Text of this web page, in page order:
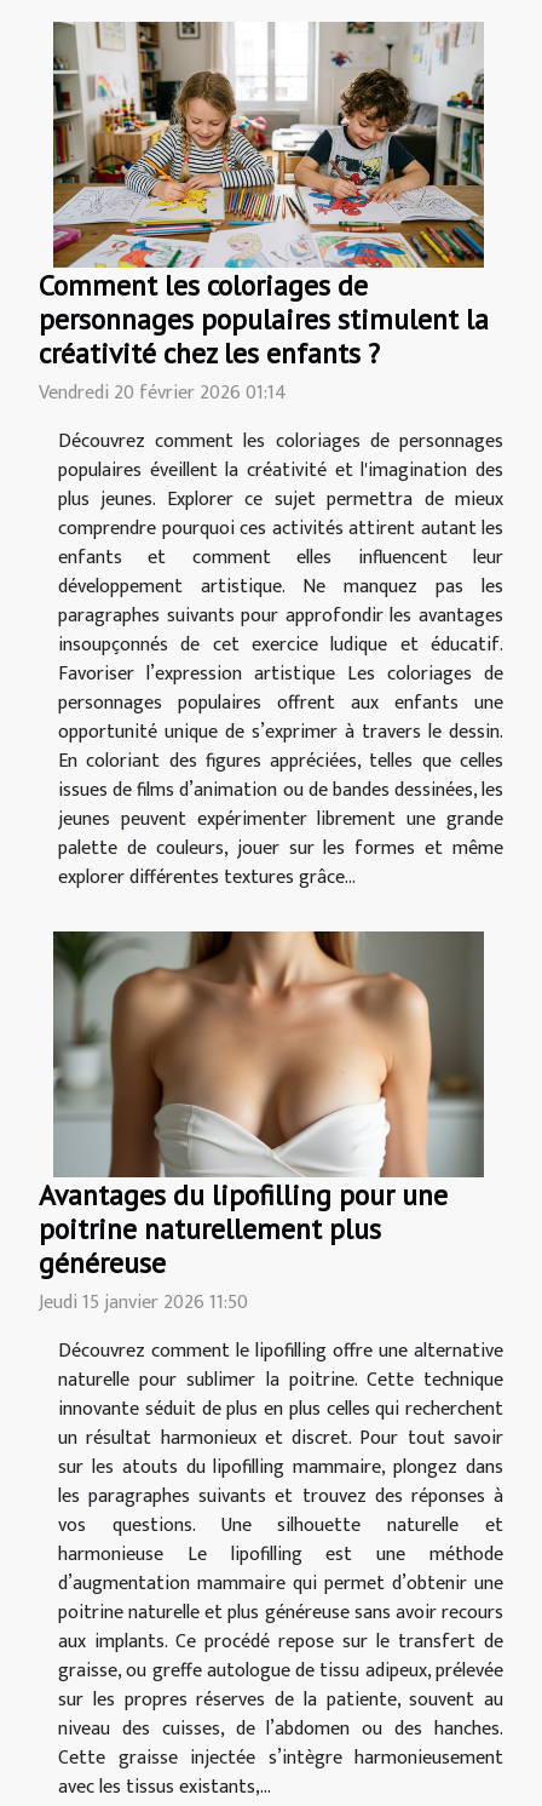
Comment les coloriages de
personnages populaires stimulent la
créativité chez les enfants ?
Vendredi 20 février 2026 01:14
Découvrez comment les coloriages de personnages
populaires éveillent la créativité et l'imagination des
plus jeunes. Explorer ce sujet permettra de mieux
comprendre pourquoi ces activités attirent autant les
enfants et comment elles influencent leur
développement artistique. Ne manquez pas les
paragraphes suivants pour approfondir les avantages
insoupçonnés de cet exercice ludique et éducatif.
Favoriser l’expression artistique Les coloriages de
personnages populaires offrent aux enfants une
opportunité unique de s’exprimer à travers le dessin.
En coloriant des figures appréciées, telles que celles
issues de films d’animation ou de bandes dessinées, les
jeunes peuvent expérimenter librement une grande
palette de couleurs, jouer sur les formes et même
explorer différentes textures grâce...
Avantages du lipofilling pour une
poitrine naturellement plus
généreuse
Jeudi 15 janvier 2026 11:50
Découvrez comment le lipofilling offre une alternative
naturelle pour sublimer la poitrine. Cette technique
innovante séduit de plus en plus celles qui recherchent
un résultat harmonieux et discret. Pour tout savoir
sur les atouts du lipofilling mammaire, plongez dans
les paragraphes suivants et trouvez des réponses à
vos questions. Une silhouette naturelle et
harmonieuse Le lipofilling est une méthode
d’augmentation mammaire qui permet d’obtenir une
poitrine naturelle et plus généreuse sans avoir recours
aux implants. Ce procédé repose sur le transfert de
graisse, ou greffe autologue de tissu adipeux, prélevée
sur les propres réserves de la patiente, souvent au
niveau des cuisses, de l’abdomen ou des hanches.
Cette graisse injectée s’intègre harmonieusement
avec les tissus existants,...